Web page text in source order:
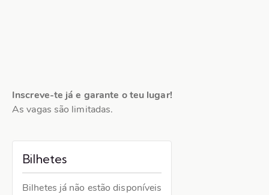
Inscreve-te já e garante o teu lugar!
As vagas são limitadas.
Bilhetes
Bilhetes já não estão disponíveis